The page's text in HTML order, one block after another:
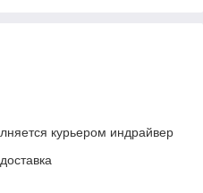
курьером индрайвер